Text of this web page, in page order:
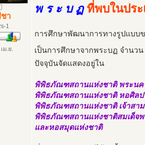
า
1
ม.ย.
พ ร ะ บ ฏ ที่พบในปร
การศึกษาพัฒนาการทางรูปแบบ
เป็นการศึกษาจากพระบฏ จำนวน
ปัจจุบันจัดแสดงอยู่ใน
พิพิธภัณฑสถานแห่งชาติ พระนค
พิพิธภัณฑสถานแห่งชาติ หอศิลป
พิพิธภัณฑสถานแห่งชาติ เจ้าสา
พิพิธภัณฑสถานแห่งชาติสมเด็จ
และหอสมุดแห่งชาติ